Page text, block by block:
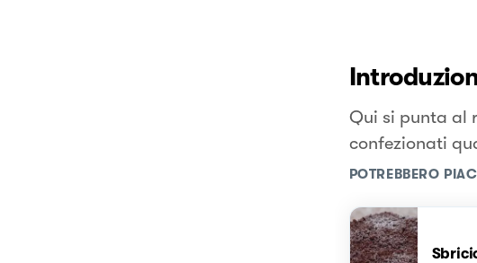
Qui si punta al
confezionati
POTREBBERO